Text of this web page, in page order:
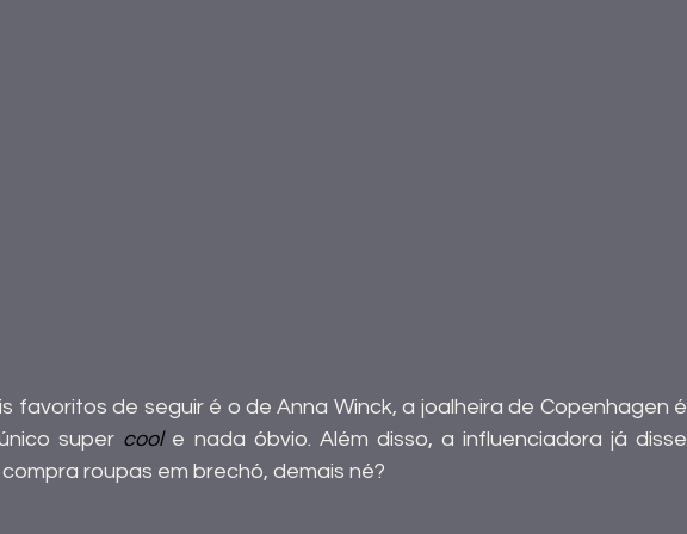
favoritos de seguir é o de Anna Winck, a joalheira de Copenhagen é
super cool e nada óbvio. Além disso, a influenciadora já disse
roupas em brechó, demais né?